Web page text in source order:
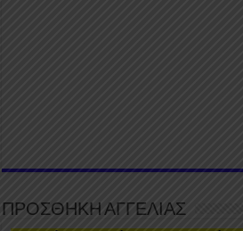
ΠΡΟΣΘΗΚΗ ΑΓΓΕΛΙΑΣ